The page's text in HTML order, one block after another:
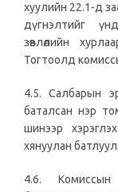
хуулийн 22.1-д
дүгнэлтийг
зөвлөлийн
Тогтоолд
4.5. Салбарын
баталсан нэр
шинээр
хянуулан
4.6. Комиссын